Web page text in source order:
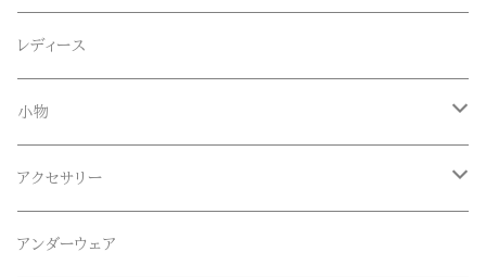
Anapau,Seaing,ANAPAU UG
Blundstone(ブランドストーン)
CameOne(ケイムワン)
CANDY DESIGN&WORKS(CDW)
トップス
Tシャツ
ロンT
ボトムス
ロング
ショート
セットアップ
シューズ
レディース
小物
帽子、マフラー、手袋
メガネ、サングラス
アクセサリー
リング
アンダーウェア